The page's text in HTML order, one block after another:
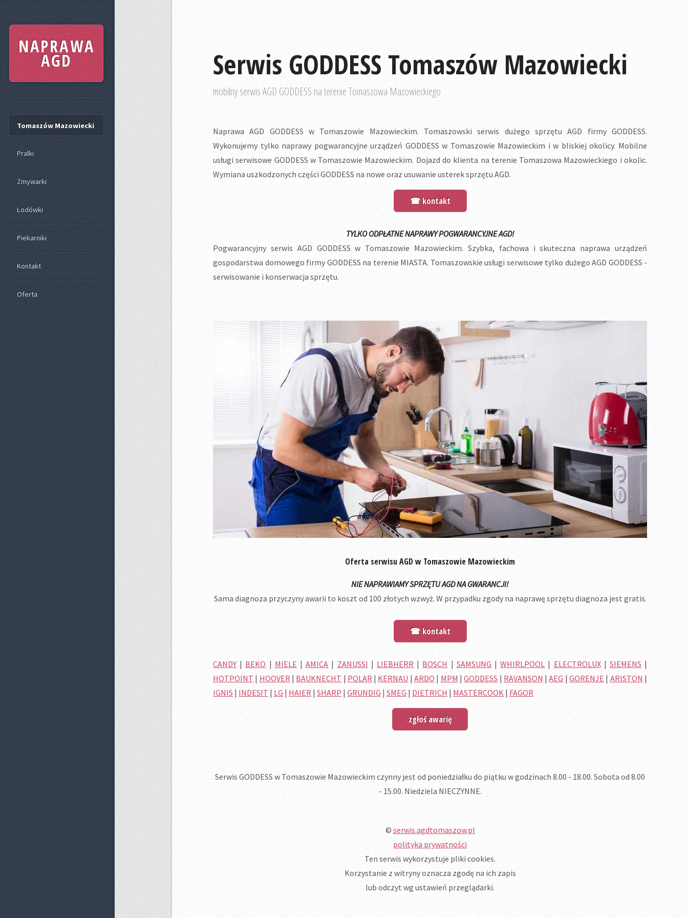
Serwis GODDESS Tomaszów Mazowiecki
mobilny serwis AGD GODDESS na terenie Tomaszowa Mazowieckiego
Naprawa AGD GODDESS w Tomaszowie Mazowieckim. Tomaszowski serwis dużego sprzętu AGD firmy GODDESS.
Wykonujemy tylko naprawy pogwarancyjne urządzeń GODDESS w Tomaszowie Mazowieckim i w bliskiej okolicy. Mobilne
usługi serwisowe GODDESS w Tomaszowie Mazowieckim. Dojazd do klienta na terenie Tomaszowa Mazowieckiego i okolic.
Wymiana uszkodzonych części GODDESS na nowe oraz usuwanie usterek sprzętu AGD.
☎ kontakt
TYLKO ODPŁATNE NAPRAWY POGWARANCYJNE AGD!
Pogwarancyjny serwis AGD GODDESS w Tomaszowie Mazowieckim. Szybka, fachowa i skuteczna naprawa urządzeń
gospodarstwa domowego firmy GODDESS na terenie MIASTA. Tomaszowskie usługi serwisowe tylko dużego AGD GODDESS -
serwisowanie i konserwacja sprzętu.
Oferta serwisu AGD w Tomaszowie Mazowieckim
NIE NAPRAWIAMY SPRZĘTU AGD NA GWARANCJI!
Sama diagnoza przyczyny awarii to koszt od 100 złotych wzwyż. W przypadku zgody na naprawę sprzętu diagnoza jest gratis.
☎ kontakt
CANDY | BEKO | MIELE |AMICA | ZANUSSI | LIEBHERR| BOSCH | SAMSUNG |WHIRLPOOL | ELECTROLUX| SIEMENS |
HOTPOINT | HOOVER | BAUKNECHT | POLAR| KERNAU |ARDO | MPM |GODDESS | RAVANSON |AEG |GORENJE | ARISTON |
IGNIS | INDESIT | LG | HAIER | SHARP | GRUNDIG | SMEG | DIETRICH | MASTERCOOK | FAGOR
zgłoś awarię
Serwis GODDESS w Tomaszowie Mazowieckim czynny jest od poniedziałku do piątku w godzinach 8.00 - 18.00. Sobota od 8.00
- 15.00. Niedziela NIECZYNNE.
© serwis.agdtomaszow.pl
polityka prywatności
Ten serwis wykorzystuje pliki cookies.
Korzystanie z witryny oznacza zgodę na ich zapis
lub odczyt wg ustawień przeglądarki.
NAPRAWA
AGD
Tomaszów Mazowiecki
Pralki
Zmywarki
Lodówki
Piekarniki
Kontakt
Oferta